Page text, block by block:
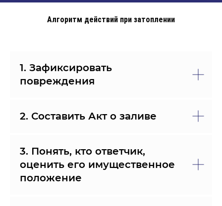
Алгоритм действий при затоплении
1. Зафиксировать
повреждения
2. Составить Акт о заливе
3. Понять, кто ответчик,
оценить его имущественное
положение
ТОП 5 ОШИБОК при заливе